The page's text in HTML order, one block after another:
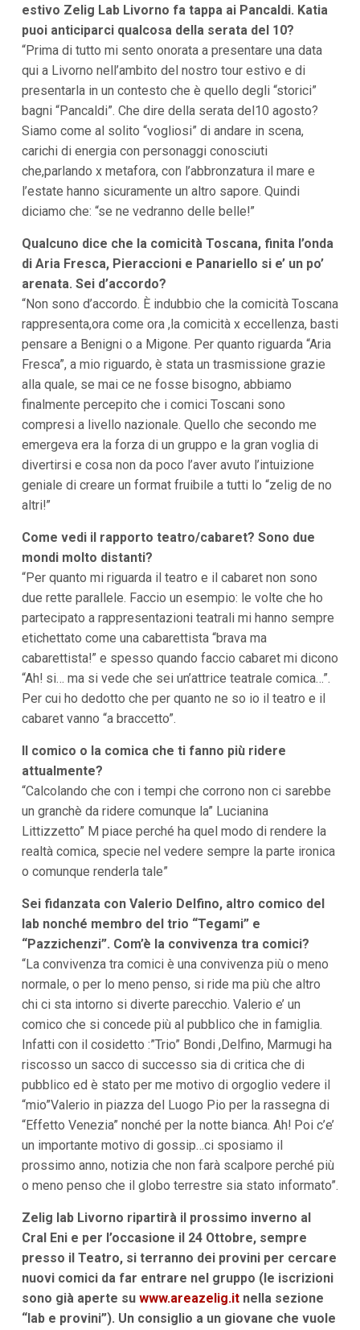
p
a
l
e
V
a
i
i
f
o
d
o
estivo Zelig Lab Livorno fa tappa ai Pancaldi. Katia
puoi anticiparci qualcosa della serata del 10?
“Prima di tutto mi sento onorata a presentare una data
qui a Livorno nell’ambito del nostro tour estivo e di
presentarla in un contesto che è quello degli “storici”
bagni “Pancaldi”. Che dire della serata del10 agosto?
Siamo come al solito “vogliosi” di andare in scena,
carichi di energia con personaggi conosciuti
che,parlando x metafora, con l’abbronzatura il mare e
l’estate hanno sicuramente un altro sapore. Quindi
diciamo che: “se ne vedranno delle belle!”
Qualcuno dice che la comicità Toscana, finita l’onda
di Aria Fresca, Pieraccioni e Panariello si e’ un po’
arenata. Sei d’accordo?
“Non sono d’accordo. È indubbio che la comicità Toscana
rappresenta,ora come ora ,la comicità x eccellenza, basti
pensare a Benigni o a Migone. Per quanto riguarda “Aria
Fresca”, a mio riguardo, è stata un trasmissione grazie
alla quale, se mai ce ne fosse bisogno, abbiamo
finalmente percepito che i comici Toscani sono
compresi a livello nazionale. Quello che secondo me
emergeva era la forza di un gruppo e la gran voglia di
divertirsi e cosa non da poco l’aver avuto l’intuizione
geniale di creare un format fruibile a tutti lo “zelig de no
altri!”
Come vedi il rapporto teatro/cabaret? Sono due
mondi molto distanti?
“Per quanto mi riguarda il teatro e il cabaret non sono
due rette parallele. Faccio un esempio: le volte che ho
partecipato a rappresentazioni teatrali mi hanno sempre
etichettato come una cabarettista “brava ma
cabarettista!” e spesso quando faccio cabaret mi dicono
“Ah! si… ma si vede che sei un’attrice teatrale comica…”.
Per cui ho dedotto che per quanto ne so io il teatro e il
cabaret vanno “a braccetto”.
Il comico o la comica che ti fanno più ridere
attualmente?
“Calcolando che con i tempi che corrono non ci sarebbe
un granchè da ridere comunque la” Lucianina
Littizzetto” M piace perché ha quel modo di rendere la
realtà comica, specie nel vedere sempre la parte ironica
o comunque renderla tale”
Sei fidanzata con Valerio Delfino, altro comico del
lab nonché membro del trio “Tegami” e
“Pazzichenzi”. Com’è la convivenza tra comici?
“La convivenza tra comici è una convivenza più o meno
normale, o per lo meno penso, si ride ma più che altro
chi ci sta intorno si diverte parecchio. Valerio e’ un
comico che si concede più al pubblico che in famiglia.
Infatti con il cosidetto :”Trio” Bondi ,Delfino, Marmugi ha
riscosso un sacco di successo sia di critica che di
pubblico ed è stato per me motivo di orgoglio vedere il
“mio”Valerio in piazza del Luogo Pio per la rassegna di
“Effetto Venezia” nonché per la notte bianca. Ah! Poi c’e’
un importante motivo di gossip…ci sposiamo il
prossimo anno, notizia che non farà scalpore perché più
o meno penso che il globo terrestre sia stato informato”.
Zelig lab Livorno ripartirà il prossimo inverno al
Cral Eni e per l’occasione il 24 Ottobre, sempre
presso il Teatro, si terranno dei provini per cercare
nuovi comici da far entrare nel gruppo (le iscrizioni
sono già aperte su www.areazelig.it nella sezione
“lab e provini”). Un consiglio a un giovane che vuole